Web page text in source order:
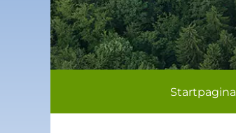
Startpagina